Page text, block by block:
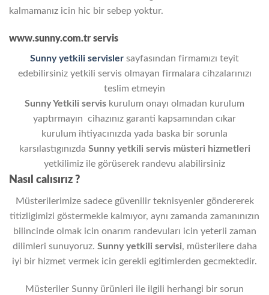
kalmamanız icin hic bir sebep yoktur.
www.sunny.com.tr servis
Sunny yetkili servisler sayfasından firmamızı teyit
edebilirsiniz yetkili servis olmayan firmalara cihzalarınızı
teslim etmeyin
Sunny Yetkili servis kurulum onayı olmadan kurulum
yaptırmayın cihazınız garanti kapsamından cıkar
kurulum ihtiyacınızda yada baska bir sorunla
karsılastıgınızda Sunnyyetkili servismüsteri hizmetleri
yetkilimiz ile görüserek randevu alabilirsiniz
Nasıl calısırız ?
Müsterilerimize sadece güvenilir teknisyenler göndererek
titizligimizi göstermekle kalmıyor, aynı zamanda zamanınızın
bilincinde olmak icin onarım randevuları icin yeterli zaman
dilimleri sunuyoruz. Sunnyyetkili servisi, müsterilere daha
iyi bir hizmet vermek icin gerekli egitimlerden gecmektedir.
Müsteriler Sunny ürünleri ile ilgili herhangi bir sorun